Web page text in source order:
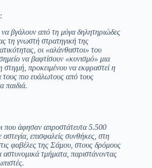
βγάλουν από τη μύγα δηλητηριώδες
τη γνωστή στρατηγική της
οι «αλάνθαστοι» του
να βαφτίσουν «κυνισμό» μια
προκειμένου να εκφραστεί η
τους πιο ευάλωτους από τους
παιδιά.
που άφησαν απροστάτευτα 5.500
επισφαλείς συνθήκες, στη
φαβέλες της Σάμου, στους δρόμους
τμήματα, παριστάνοντας